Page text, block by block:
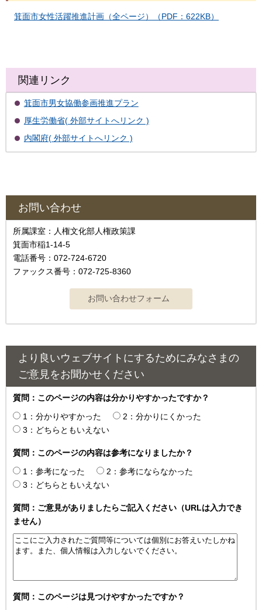
箕面市女性活躍推進計画（全ページ）（PDF：622KB）
関連リンク
箕面市男女協働参画推進プラン
厚生労働省( 外部サイトへリンク )
内閣府( 外部サイトへリンク )
お問い合わせ
所属課室：人権文化部人権政策課
箕面市稲1-14-5
電話番号：072-724-6720
ファックス番号：072-725-8360
より良いウェブサイトにするためにみなさまの
ご意見をお聞かせください
質問：このページの内容は分かりやすかったですか？
1：分かりやすかった
2：分かりにくかった
3：どちらともいえない
質問：このページの内容は参考になりましたか？
1：参考になった
2：参考にならなかった
3：どちらともいえない
質問：ご意見がありましたらご記入ください（URLは入力でき
ません）
質問：このページは見つけやすかったですか？